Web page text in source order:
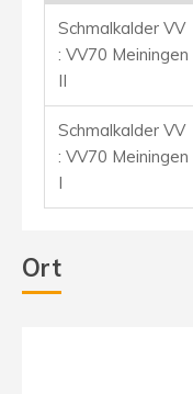
Schmalkalder VV
: VV70 Meiningen
II
Schmalkalder VV
: VV70 Meiningen
I
Ort